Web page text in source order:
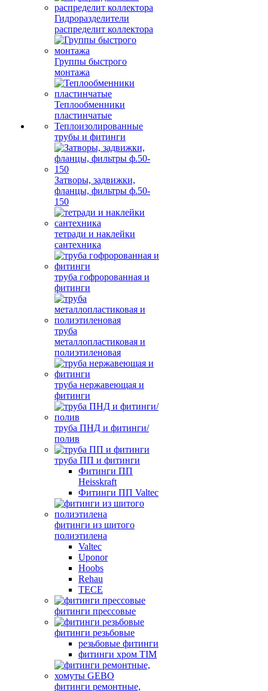
Гидроразделители
распределит коллектора
Группы быстрого
монтажа
Теплообменники
пластинчатые
Теплоизолированные
трубы и фитинги
Затворы, задвижки,
фланцы, фильтры ф.50-
150
тетради и наклейки
сантехника
труба гофророванная и
фитинги
труба
металлопластиковая и
полиэтиленовая
труба нержавеющая и
фитинги
труба ПНД и фитинги/
полив
труба ПП и фитинги
Фитинги ПП
Heisskraft
Фитинги ПП Valtec
фитинги из шитого
полиэтилена
Valtec
Uponor
Hoobs
Rehau
TECE
фитинги прессовые
фитинги резьбовые
резьбовые фитинги
фитинги хром TIM
фитинги ремонтные,